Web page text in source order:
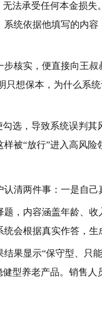
无法承受任何本金损
统依据他填写的内
核实，便直接向王
只想保本，为什么系
选，导致系统误判
被“放行”进入高风险
清两件事：一是自
，内容涵盖年龄、
会根据真实作答，
果显示“保守型、只
型养老产品。销售